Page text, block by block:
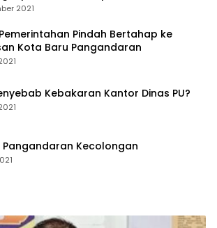
2021
Pindah Bertahap ke
Kota Baru Pangandaran
Kebakaran Kantor Dinas PU?
Pangandaran Kecolongan